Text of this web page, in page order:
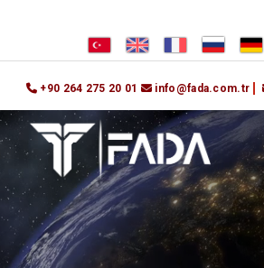
+90 264 275 20 01 info@fada.com.tr